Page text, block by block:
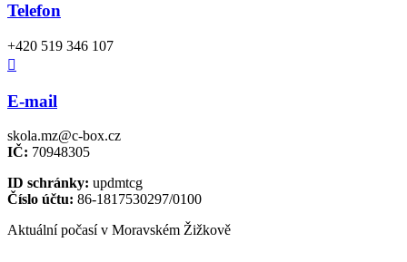
Telefon
+420 519 346 107

E-mail
skola.mz@c-box.cz
IČ: 70948305
ID schránky: updmtcg
Číslo účtu: 86-1817530297/0100
Aktuální počasí v Moravském Žižkově